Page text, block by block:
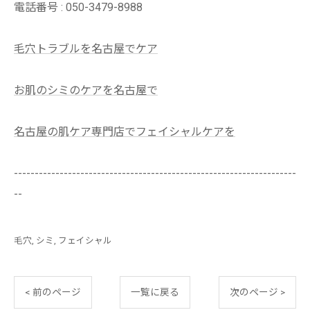
電話番号 : 050-3479-8988
毛穴トラブルを名古屋でケア
お肌のシミのケアを名古屋で
名古屋の肌ケア専門店でフェイシャルケアを
--------------------------------------------------------------------
--
毛穴 シミ フェイシャル
< 前のページ 一覧に戻る 次のページ >